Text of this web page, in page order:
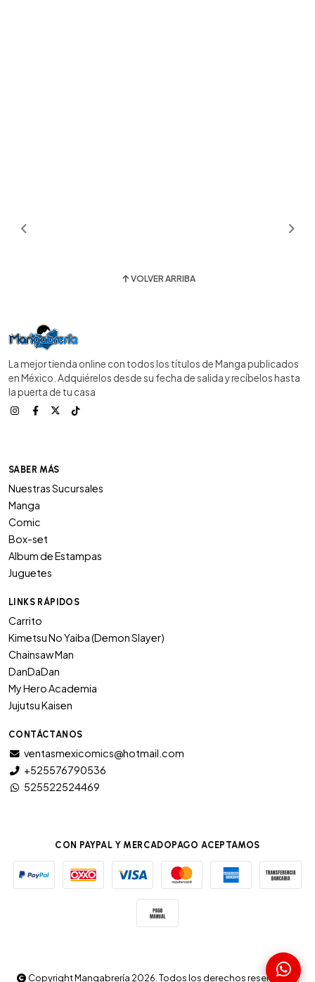
VOLVER ARRIBA
La mejor tienda online con todos los títulos de Manga publicados
en México. Adquiérelos desde su fecha de salida y recíbelos hasta
la puerta de tu casa
SABER MÁS
Nuestras Sucursales
Manga
Comic
Box-set
Album de Estampas
Juguetes
LINKS RÁPIDOS
Carrito
Kimetsu No Yaiba (Demon Slayer)
Chainsaw Man
DanDaDan
My Hero Academia
Jujutsu Kaisen
CONTÁCTANOS
ventasmexicomics@hotmail.com
+525576790536
525522524469
CON PAYPAL Y MERCADOPAGO ACEPTAMOS
Copyright Mangabrería 2026. Todos los derechos reservados.